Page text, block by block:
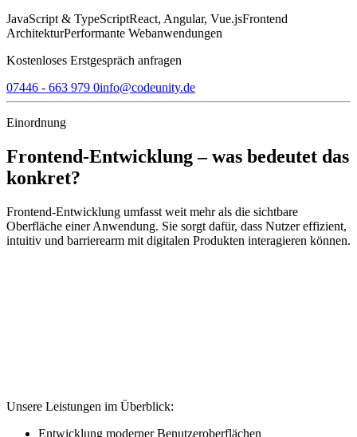
JavaScript & TypeScriptReact, Angular, Vue.jsFrontend
ArchitekturPerformante Webanwendungen
Kostenloses Erstgespräch anfragen
07446 - 663 979 0info@codeunity.de
Einordnung
Frontend-Entwicklung – was bedeutet das
konkret?
Frontend-Entwicklung umfasst weit mehr als die sichtbare
Oberfläche einer Anwendung. Sie sorgt dafür, dass Nutzer effizient,
intuitiv und barrierearm mit digitalen Produkten interagieren können.
Unsere Leistungen im Überblick:
Entwicklung moderner Benutzeroberflächen